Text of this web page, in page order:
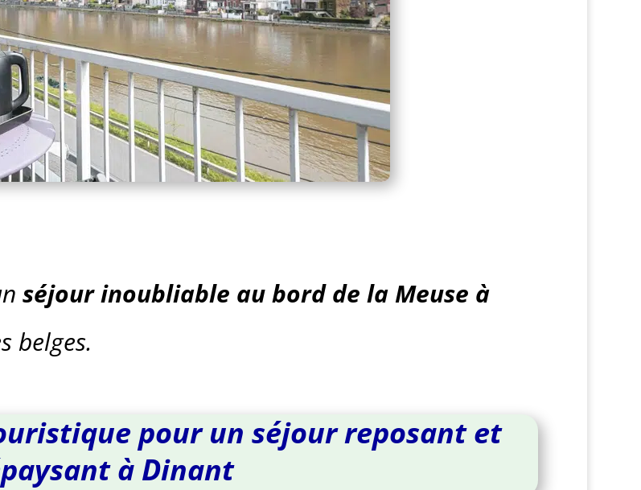
séjour inoubliable au bord de la Meuse à
belges.
pour un séjour reposant et
à Dinant